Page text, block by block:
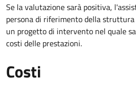
Se la valutazione sarà positiva,
persona di riferimento della
un progetto di intervento nel quale
costi delle prestazioni.
Costi